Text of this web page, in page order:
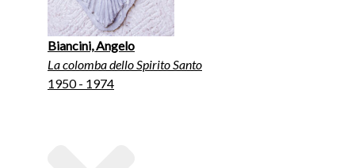
Biancini, Angelo
La colomba dello Spirito Santo
1950 - 1974